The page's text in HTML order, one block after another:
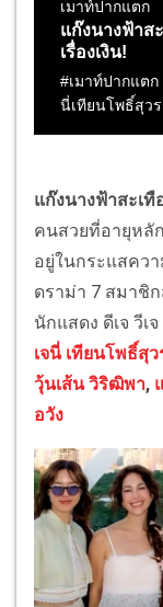
แก๊งนางฟ้าสะเทื
คนสวยที่อายุหลั
อยู่ในกระแสคว
ดราม่า 7 สมาชิ
นักแสดง ดีเจ วีเ
เจนี่ เทียนโพธิ์สุ
วุ้นเส้น วิริฒิพา,
อวัง